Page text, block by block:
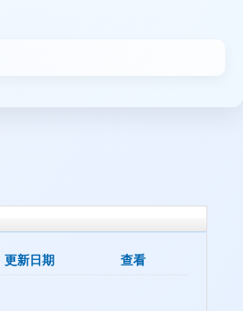
更新日期 查看